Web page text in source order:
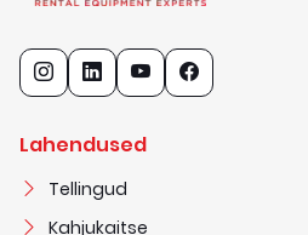
Lahendused
Tellingud
Kahjukaitse